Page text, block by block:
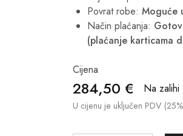
Povrat robe:Moguće
Način plaćanja:
(plaćanje karticama
Cijena
284,50€ Na zalihi
U cijenu je uključen PDV